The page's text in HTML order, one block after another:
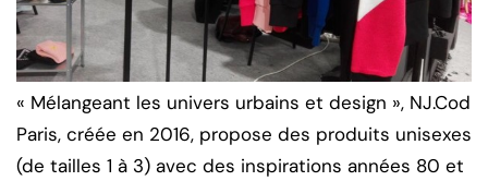
« Mélangeant les univers urbains et design », NJ.Cod
Paris, créée en 2016, propose des produits unisexes
(de tailles 1 à 3) avec des inspirations années 80 et